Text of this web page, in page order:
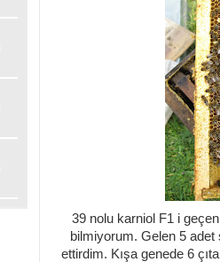
39 nolu karniol F1 i
bilmiyorum. Gelen 5 adet
ettirdim. Kışa genede 6